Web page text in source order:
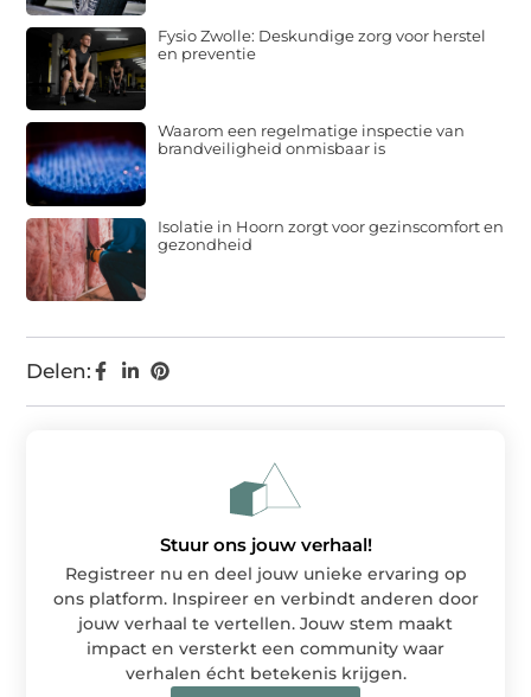
Delen:
Fysio Zwolle: Deskundige zorg voor herstel
en preventie
Waarom een regelmatige inspectie van
brandveiligheid onmisbaar is
Isolatie in Hoorn zorgt voor gezinscomfort en
gezondheid
Stuur ons jouw verhaal!
Registreer nu en deel jouw unieke ervaring op
ons platform. Inspireer en verbindt anderen door
jouw verhaal te vertellen. Jouw stem maakt
impact en versterkt een community waar
verhalen écht betekenis krijgen.